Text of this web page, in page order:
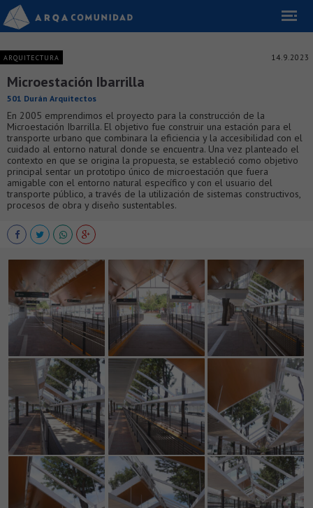
ARQUITECTURA 14.9.2023
Microestación Ibarrilla
501 Durán Arquitectos
En 2005 emprendimos el proyecto para la construcción de la
Microestación Ibarrilla. El objetivo fue construir una estación para el
transporte urbano que combinara la eficiencia y la accesibilidad con el
cuidado al entorno natural donde se encuentra. Una vez planteado el
contexto en que se origina la propuesta, se estableció como objetivo
principal sentar un prototipo único de microestación que fuera
amigable con el entorno natural específico y con el usuario del
transporte público, a través de la utilización de sistemas constructivos,
procesos de obra y diseño sustentables.